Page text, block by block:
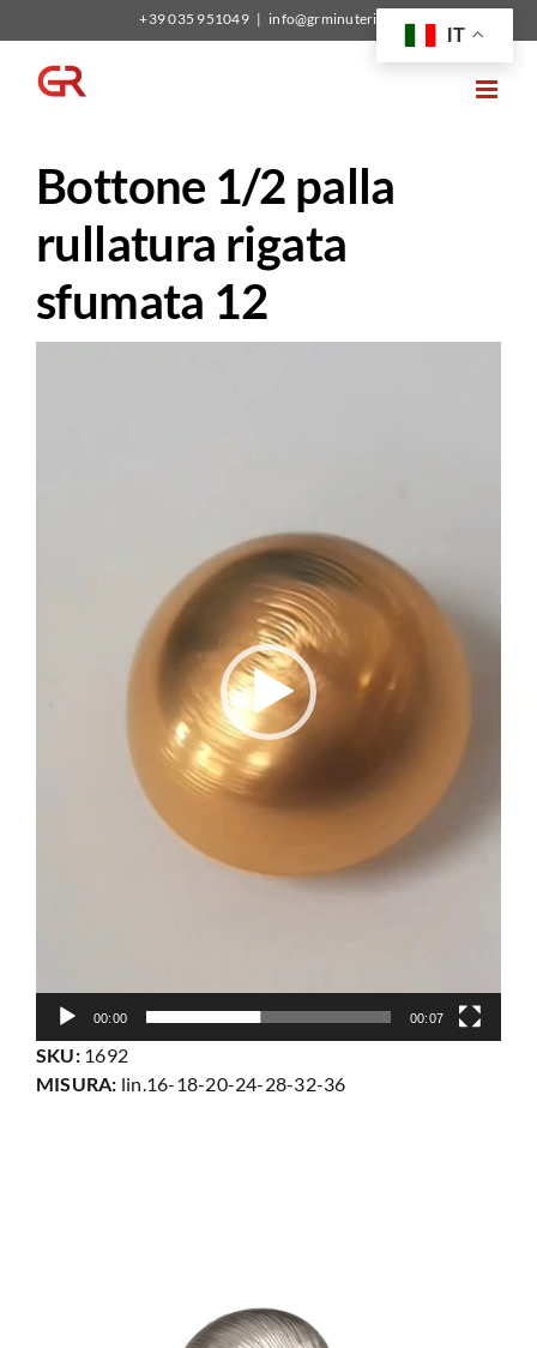
al
contenuto
+39 035 951049 | info@grminuterie.it
Bottone 1/2 palla
rullatura rigata
sfumata 12
00:00 00:07
SKU:1692
MISURA: lin.16-18-20-24-28-32-36
IT